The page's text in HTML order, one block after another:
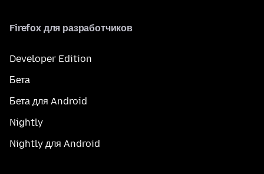
Firefox для разработчиков
Developer Edition
Бета
Бета для Android
Nightly
Nightly для Android